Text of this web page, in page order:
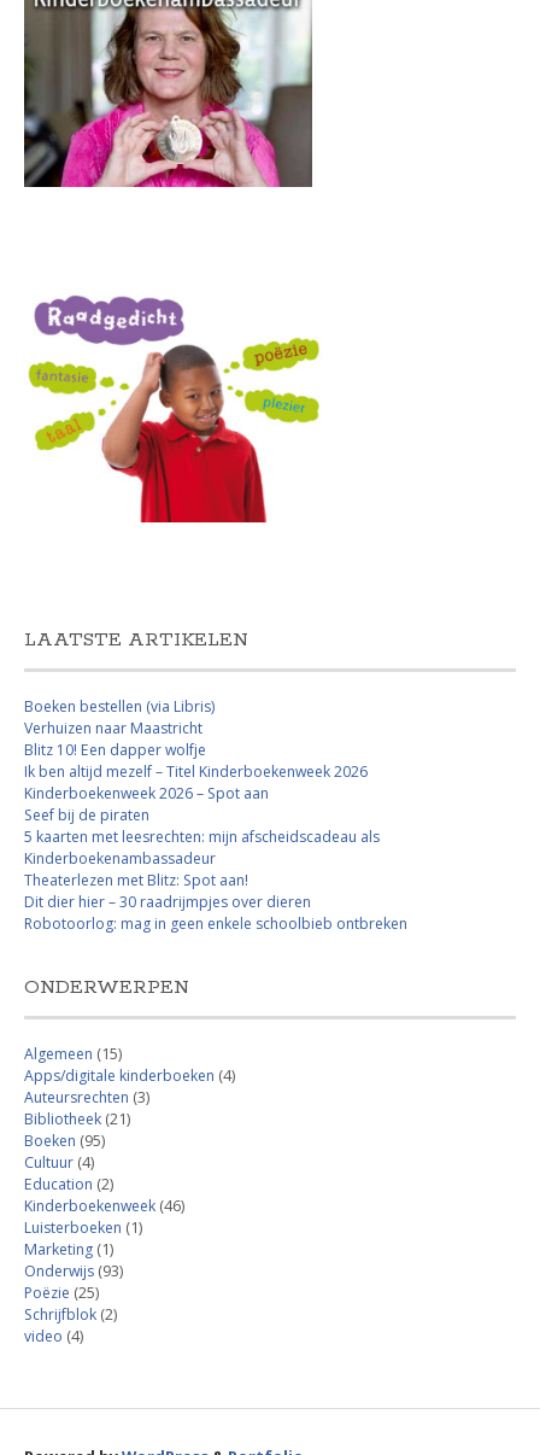
LAATSTE ARTIKELEN
Boeken bestellen (via Libris)
Verhuizen naar Maastricht
Blitz 10! Een dapper wolfje
Ik ben altijd mezelf – Titel Kinderboekenweek 2026
Kinderboekenweek 2026 – Spot aan
Seef bij de piraten
5 kaarten met leesrechten: mijn afscheidscadeau als
Kinderboekenambassadeur
Theaterlezen met Blitz: Spot aan!
Dit dier hier – 30 raadrijmpjes over dieren
Robotoorlog: mag in geen enkele schoolbieb ontbreken
ONDERWERPEN
Algemeen (15)
Apps/digitale kinderboeken (4)
Auteursrechten (3)
Bibliotheek (21)
Boeken (95)
Cultuur (4)
Education (2)
Kinderboekenweek (46)
Luisterboeken (1)
Marketing (1)
Onderwijs (93)
Poëzie (25)
Schrijfblok (2)
video (4)